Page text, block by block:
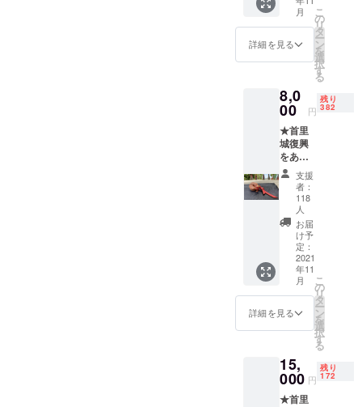
１名も
しくは
１グ
ループ
でとさ
せてい
ただき
ます。
※掲載希
望のお
名前
（ニッ
クネー
ム可）
を「備
考欄」
にご記
入下さ
い。
して公
式ウェ
ブサイ
トにお
名前を
しま
す。 お
名前は
ニック
ネーム
も可能
です。
掲載は
１名も
しくは
１グ
ループ
名称、
最大12
文字ま
でとさ
せてい
ただき
※掲載希
名前
（ニッ
クネー
ム可）
月
詳細を見る
こ
の
リ
タ
ー
ン
を
選
択
す
る
8,0
00 円
残り
382
★首里
城復興
をあな
たと★
【リ
ターン
容】
①サ
ポー
ターと
して公
式ウェ
ブサイ
トにお
す。 お
名前は
ニック
ネーム
支援
者：
118
人
お届
け予
定：
2021
年11
月
詳細を見る
こ
の
リ
タ
ー
ン
を
選
択
す
る
15,
000 円
残り
172
★首里